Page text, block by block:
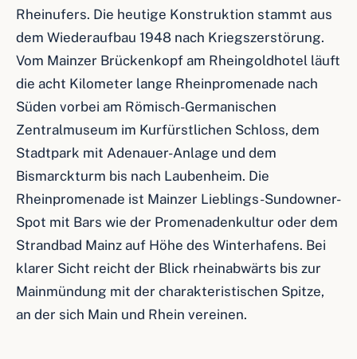
Rheinufers. Die heutige Konstruktion stammt aus
dem Wiederaufbau 1948 nach Kriegszerstörung.
Vom Mainzer Brückenkopf am Rheingoldhotel läuft
die acht Kilometer lange Rheinpromenade nach
Süden vorbei am Römisch-Germanischen
Zentralmuseum im Kurfürstlichen Schloss, dem
Stadtpark mit Adenauer-Anlage und dem
Bismarckturm bis nach Laubenheim. Die
Rheinpromenade ist Mainzer Lieblings-Sundowner-
Spot mit Bars wie der Promenadenkultur oder dem
Strandbad Mainz auf Höhe des Winterhafens. Bei
klarer Sicht reicht der Blick rheinabwärts bis zur
Mainmündung mit der charakteristischen Spitze,
an der sich Main und Rhein vereinen.